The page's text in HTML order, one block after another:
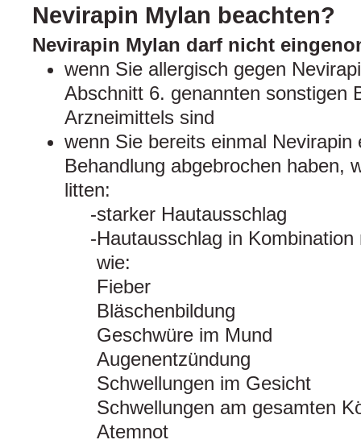
Nevirapin Mylan beachten?
Nevirapin Mylan darf nicht
wenn Sie allergisch gegen
Abschnitt 6. genannten sonstigen
Arzneimittels sind
wenn Sie bereits einmal Nevirapin
Behandlung abgebrochen haben,
litten:
starker Hautausschlag
Hautausschlag in
wie:
Fieber
Bläschenbildung
Geschwüre im Mund
Augenentzündung
Schwellungen im Gesicht
Schwellungen am gesamten
Atemnot